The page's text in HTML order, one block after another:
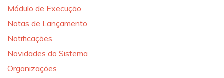
Módulo de Execução
Notas de Lançamento
Notificações
Novidades do Sistema
Organizações